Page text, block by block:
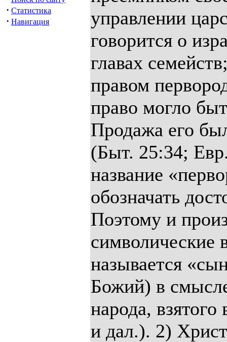
· Статистика
· Навигация
управлении
говорится о
главах
правом
право могло
Продажа его
(Быт. 25:34;
название
обозначать
Поэтому и
символические
называется
Божий) в
народа,
и дал.). 2)